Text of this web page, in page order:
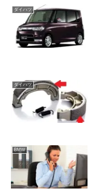
ダイハツ
ダイハツ
BMW